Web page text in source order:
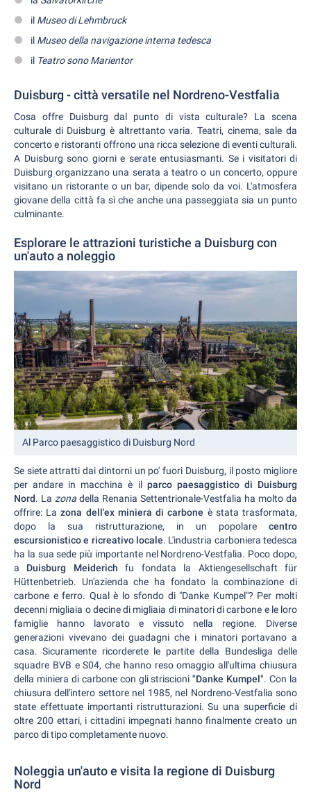
il Museo di Lehmbruck
il Museo della navigazione interna tedesca
il Teatro sono Marientor
Duisburg - città versatile nel Nordreno-Vestfalia
Cosa offre Duisburg dal punto di vista culturale? La scena
culturale di Duisburg è altrettanto varia. Teatri, cinema, sale da
concerto e ristoranti offrono una ricca selezione di eventi culturali.
A Duisburg sono giorni e serate entusiasmanti. Se i visitatori di
Duisburg organizzano una serata a teatro o un concerto, oppure
visitano un ristorante o un bar, dipende solo da voi. L'atmosfera
giovane della città fa sì che anche una passeggiata sia un punto
culminante.
Esplorare le attrazioni turistiche a Duisburg con
un'auto a noleggio
Al Parco paesaggistico di Duisburg Nord
Se siete attratti dai dintorni un po' fuori Duisburg, il posto migliore
per andare in macchina è il parco paesaggistico di Duisburg
Nord. La zona della Renania Settentrionale-Vestfalia ha molto da
offrire: Lazona dell'ex miniera di carbone è stata trasformata,
dopo la sua ristrutturazione, in un popolare centro
escursionistico e ricreativo locale. L'industria carboniera tedesca
ha la sua sede più importante nel Nordreno-Vestfalia. Poco dopo,
a Duisburg Meiderich fu fondata la Aktiengesellschaft für
Hüttenbetrieb. Un'azienda che ha fondato la combinazione di
carbone e ferro. Qual è lo sfondo di "Danke Kumpel"? Per molti
decenni migliaia o decine di migliaia di minatori di carbone e le loro
famiglie hanno lavorato e vissuto nella regione. Diverse
generazioni vivevano dei guadagni che i minatori portavano a
casa. Sicuramente ricorderete le partite della Bundesliga delle
squadre BVB e S04, che hanno reso omaggio all'ultima chiusura
della miniera di carbone con gli striscioni"Danke Kumpel". Con la
chiusura dell'intero settore nel 1985, nel Nordreno-Vestfalia sono
state effettuate importanti ristrutturazioni. Su una superficie di
oltre 200 ettari, i cittadini impegnati hanno finalmente creato un
parco di tipo completamente nuovo.
Noleggia un'auto e visita la regione di Duisburg
Nord